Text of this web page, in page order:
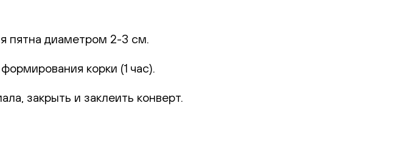
пятна диаметром 2-3 см.
корки (1 час).
закрыть и заклеить конверт.